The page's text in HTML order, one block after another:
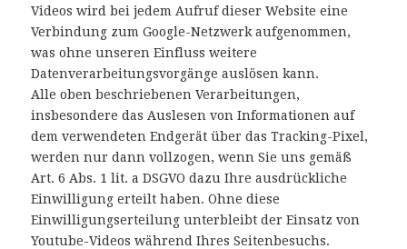
Videos wird bei jedem Aufruf dieser Website eine
Verbindung zum Google-Netzwerk aufgenommen,
was ohne unseren Einfluss weitere
Datenverarbeitungsvorgänge auslösen kann.
Alle oben beschriebenen Verarbeitungen,
insbesondere das Auslesen von Informationen auf
dem verwendeten Endgerät über das Tracking-Pixel,
werden nur dann vollzogen, wenn Sie uns gemäß
Art. 6 Abs. 1 lit. a DSGVO dazu Ihre ausdrückliche
Einwilligung erteilt haben. Ohne diese
Einwilligungserteilung unterbleibt der Einsatz von
Youtube-Videos während Ihres Seitenbesuchs.